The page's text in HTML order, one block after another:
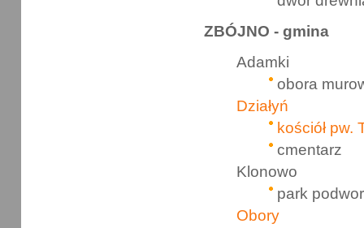
ZBÓJNO - gmina
Adamki
obora
Działyń
kościół pw.
cmentarz
Klonowo
park
Obory